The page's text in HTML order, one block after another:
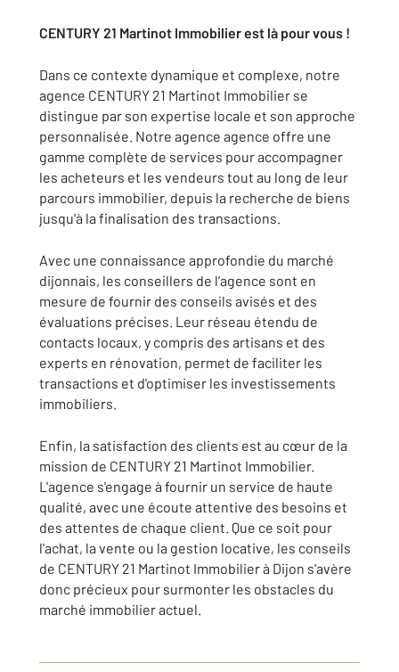
CENTURY 21 Martinot Immobilier est là pour vous !
Dans ce contexte dynamique et complexe, notre
agence CENTURY 21 Martinot Immobilier se
distingue par son expertise locale et son approche
personnalisée. Notre agence agence offre une
gamme complète de services pour accompagner
les acheteurs et les vendeurs tout au long de leur
parcours immobilier, depuis la recherche de biens
jusqu'à la finalisation des transactions.
Avec une connaissance approfondie du marché
dijonnais, les conseillers de l’agence sont en
mesure de fournir des conseils avisés et des
évaluations précises. Leur réseau étendu de
contacts locaux, y compris des artisans et des
experts en rénovation, permet de faciliter les
transactions et d'optimiser les investissements
immobiliers.
Enfin, la satisfaction des clients est au cœur de la
mission de CENTURY 21 Martinot Immobilier.
L'agence s'engage à fournir un service de haute
qualité, avec une écoute attentive des besoins et
des attentes de chaque client. Que ce soit pour
l'achat, la vente ou la gestion locative, les conseils
de CENTURY 21 Martinot Immobilier à Dijon s'avère
donc précieux pour surmonter les obstacles du
marché immobilier actuel.